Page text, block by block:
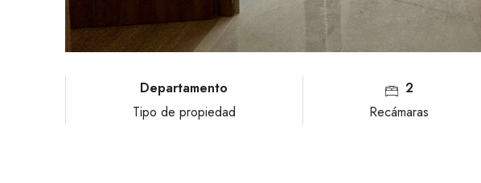
Departamento
Tipo de propiedad
2
Recámaras